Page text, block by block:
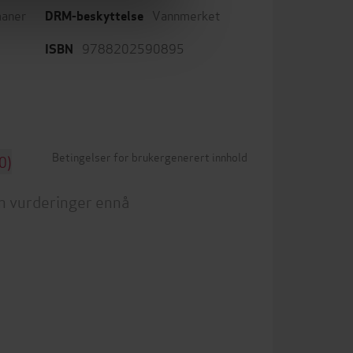
DRM-beskyttelse Vannmerket
ISBN 9788202590895
Betingelser for brukergenerert innhold
vurderinger ennå